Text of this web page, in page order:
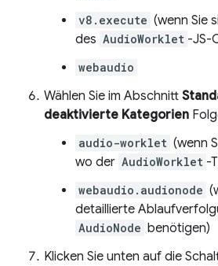
v8.execute (wenn Sie
des AudioWorklet -JS-
webaudio
Wählen Sie im Abschnitt
deaktivierte Kategorien
audio-worklet (wenn
wo der AudioWorklet -
webaudio.audionode
detaillierte
AudioNode benötigen)
Klicken Sie unten auf die